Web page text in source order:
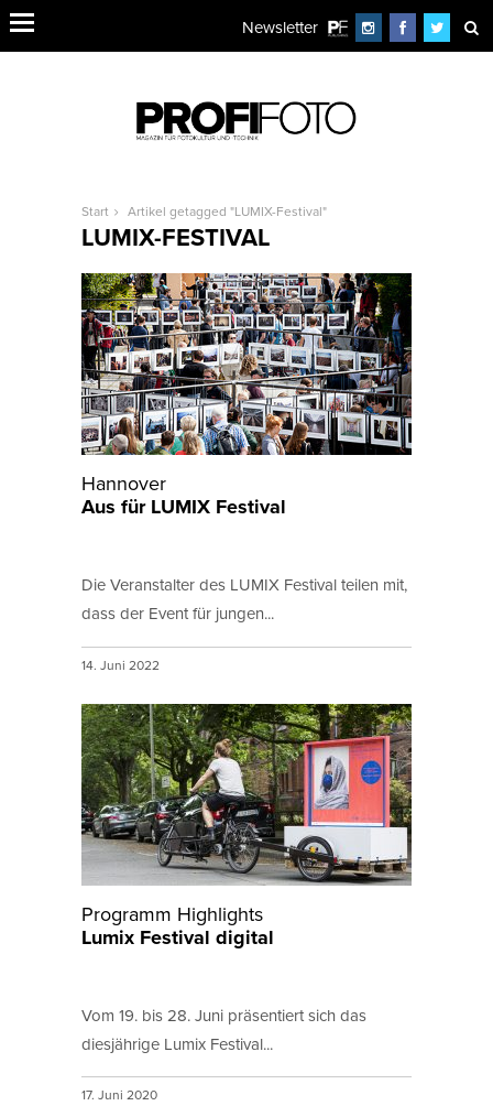
Newsletter
Start Artikel getagged "LUMIX-Festival"
LUMIX-FESTIVAL
Hannover
Aus für LUMIX Festival
Die Veranstalter des LUMIX Festival teilen mit,
dass der Event für jungen...
14. Juni 2022
Programm Highlights
Lumix Festival digital
Vom 19. bis 28. Juni präsentiert sich das
diesjährige Lumix Festival...
17. Juni 2020